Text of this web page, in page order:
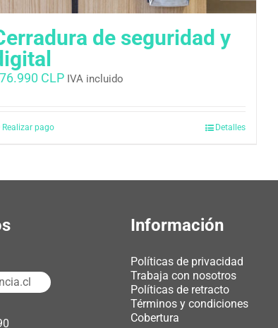
de seguridad y
76.990 CLP IVA incluido
Realizar pago Detalles
Información
Políticas de privacidad
Trabaja con nosotros
Políticas de retracto
Términos y condiciones
Cobertura